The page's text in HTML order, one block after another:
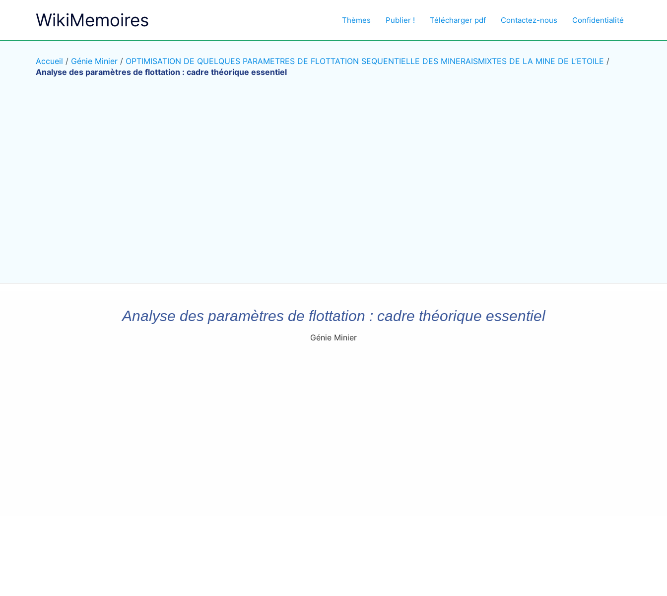
WikiMemoires Thèmes Publier ! Télécharger pdf Contactez-nous Confidentialité
Accueil / Génie Minier / OPTIMISATION DE QUELQUES PARAMETRES DE FLOTTATION SEQUENTIELLE DES MINERAISMIXTES DE LA MINE DE L’ETOILE /
Analyse des paramètres de flottation : cadre théorique essentiel
Analyse des paramètres de flottation : cadre théorique essentiel
Génie Minier